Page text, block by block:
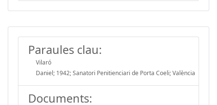
Paraules clau:
Vilaró
Daniel; 1942; Sanatori Penitienciari de Porta Coeli; València
Documents: